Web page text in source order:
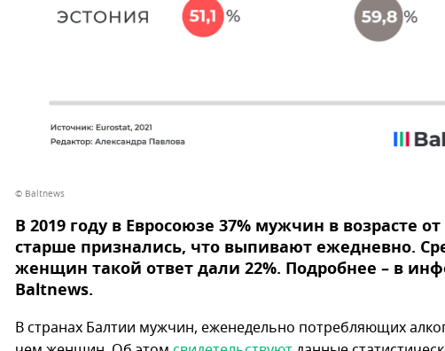
© Baltnews
В 2019 году в Евросоюзе 37% мужчин в возрасте
старше признались, что выпивают ежедневно.
женщин такой ответ дали 22%. Подробнее – в
Baltnews.
В странах Балтии мужчин, еженедельно потребляющих